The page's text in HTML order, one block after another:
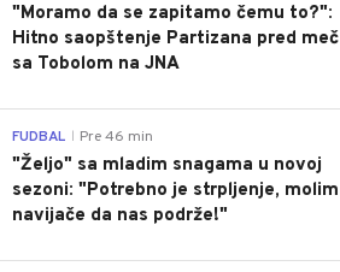
"Moramo da se zapitamo čemu to?":
Hitno saopštenje Partizana pred meč
sa Tobolom na JNA
FUDBAL Pre 46 min
"Željo" sa mladim snagama u novoj
sezoni: "Potrebno je strpljenje, molim
navijače da nas podrže!"